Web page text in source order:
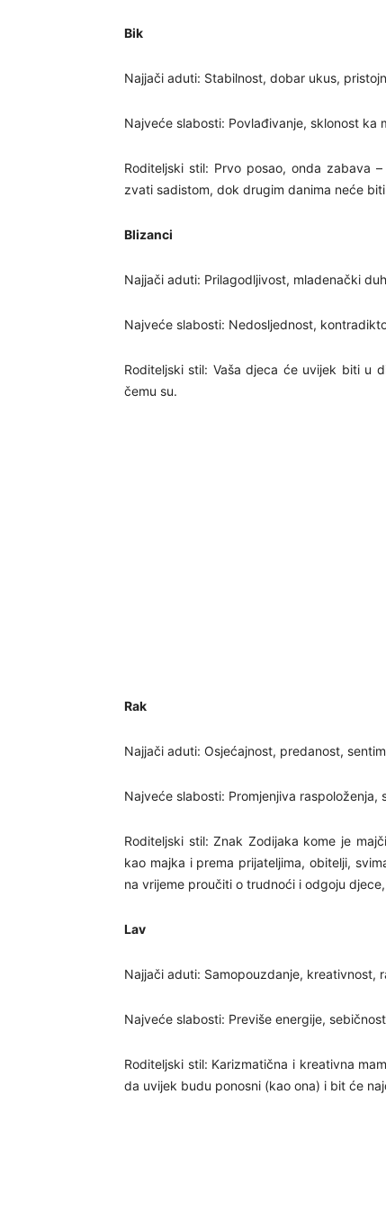
Bik
Najjači aduti: Stabilnost, dobar ukus,
Najveće slabosti: Povlađivanje, sklonost ka
Roditeljski stil: Prvo posao, onda zabava
zvati sadistom, dok drugim danima neće
Blizanci
Najjači aduti: Prilagodljivost, mladenački
Najveće slabosti: Nedosljednost,
Roditeljski stil: Vaša djeca će uvijek biti u
čemu su.
Rak
Najjači aduti: Osjećajnost, predanost,
Najveće slabosti: Promjenjiva raspoloženja,
Roditeljski stil: Znak Zodijaka kome je
kao majka i prema prijateljima, obitelji,
na vrijeme proučiti o trudnoći i odgoju
Lav
Najjači aduti: Samopouzdanje, kreativnost,
Najveće slabosti: Previše energije,
Roditeljski stil: Karizmatična i kreativna
da uvijek budu ponosni (kao ona) i bit će